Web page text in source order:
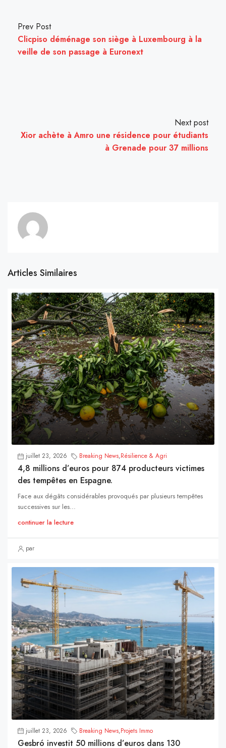
Prev Post
Clicpiso déménage son siège à Luxembourg à la
veille de son passage à Euronext
Next post
Xior achète à Amro une résidence pour étudiants
à Grenade pour 37 millions
Articles Similaires
juillet 23, 2026 Breaking News,Résilience & Agri
4,8 millions d’euros pour 874 producteurs victimes
des tempêtes en Espagne.
Face aux dégâts considérables provoqués par plusieurs tempêtes
successives sur les...
continuer la lecture
par
juillet 23, 2026 Breaking News,Projets Immo
Gesbró investit 50 millions d’euros dans 130